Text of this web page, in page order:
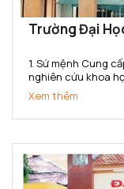
Trường Đại
1. Sứ mệnh Cung
nghiên cứu khoa
nghệ có chất
đẳng cấp khu vực
Xem thêm